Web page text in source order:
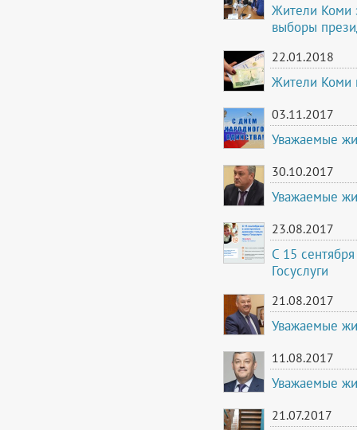
Жители Коми
выборы
22.01.2018
Жители Коми
03.11.2017
Уважаемые
30.10.2017
Уважаемые
23.08.2017
С 15
Госуслуги
21.08.2017
Уважаемые
11.08.2017
Уважаемые
21.07.2017